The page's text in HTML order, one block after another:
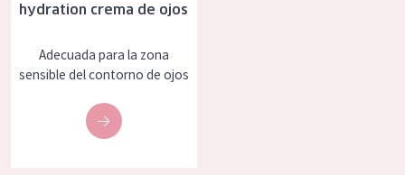
Lift+
Expert
TIPO DE PIEL
Piel sensible
hydration crema de ojos
Adecuada para la zona
sensible del contorno de ojos